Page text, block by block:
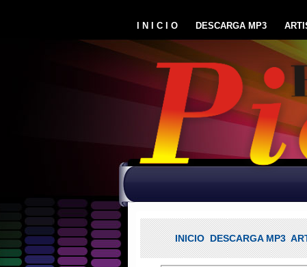
I N I C I O
DESCARGA MP3
INICIO DESCARGA MP3